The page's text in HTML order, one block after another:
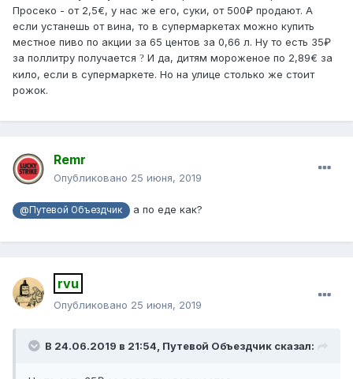
Просеко - от 2,5€, у нас же его, суки, от 500₽ продают. А
если устанешь от вина, то в супермаркетах можно купить
местное пиво по акции за 65 центов за 0,66 л. Ну то есть 35₽
за поллитру получается ? И да, дитям мороженое по 2,89€ за
кило, если в супермаркете. Но на улице столько же стоит
рожок.
Remr
Опубликовано 25 июня, 2019
@Путевой Объездчик а по еде как?
rvu
Опубликовано 25 июня, 2019
В 24.06.2019 в 21:54, Путевой Объездчик сказал: